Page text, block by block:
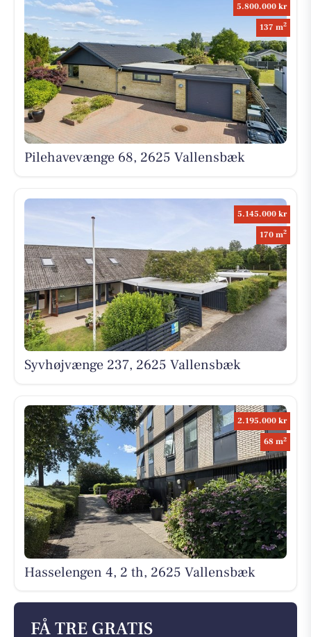
5.800.000 kr
137 m2
Pilehavevænge 68, 2625 Vallensbæk
5.145.000 kr
170 m2
Syvhøjvænge 237, 2625 Vallensbæk
2.195.000 kr
68 m2
Hasselengen 4, 2 th, 2625 Vallensbæk
FÅ TRE GRATIS